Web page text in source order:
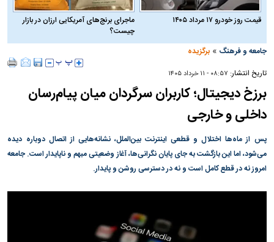
قیمت روز خودرو ۱۷ مرداد ۱۴۰۵
ماجرای برنج‌های آمریکایی ارزان در بازار
چیست؟
جامعه و فرهنگ »برگزیده
تاریخ انتشار: ۰۸:۵۷ - ۱۱ خرداد ۱۴۰۵
برزخ دیجیتال؛ کاربران سرگردان میان پیام‌رسان
داخلی و خارجی
پس از ماه‌ها اختلال و قطعی اینترنت بین‌الملل، نشانه‌هایی از اتصال دوباره دیده
می‌شود، اما این بازگشت به جای پایان نگرانی‌ها، آغاز وضعیتی مبهم و ناپایدار است. جامعه
امروز نه در قطع کامل است و نه در دسترسی روشن و پایدار.